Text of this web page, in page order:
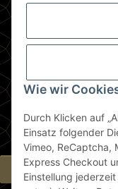
Wie wir
Durch Klicken auf
Einsatz folgender
Vimeo, ReCaptcha,
Express Checkout
Einstellung
Informationen
Gesetzliche
Zahlungsmethoden
Berlin
Widerrufsbutton